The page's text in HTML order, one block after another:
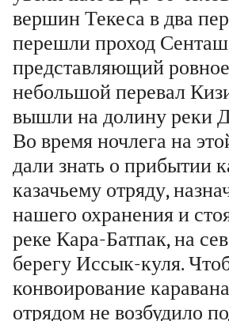
вершин Текеса в два
перешли проход
представляющий
небольшой перевал
вышли на долину реки
Во время ночлега на
дали знать о прибытии
казачьему отряду,
нашего охранения и
реке Кара-Батпак, на
берегу Иссык-куля.
конвоирование
отрядом не возбудило